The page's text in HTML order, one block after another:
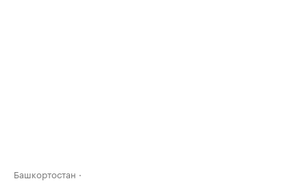
Башкортостан